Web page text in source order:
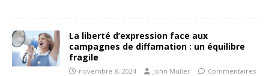
La liberté d’expression face aux
campagnes de diffamation : un équilibre
fragile
novembre 8, 2024 John Muller
Commentaires